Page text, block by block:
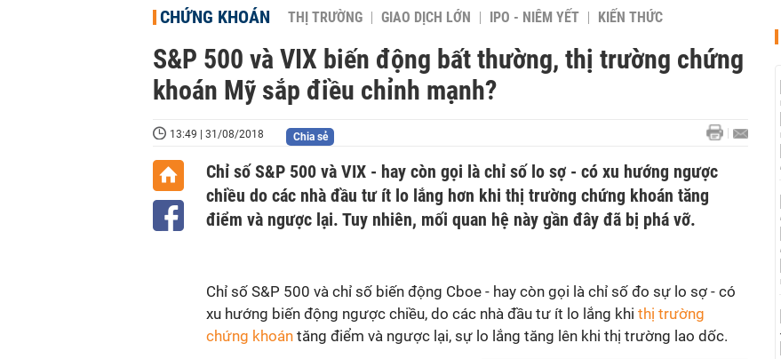
CHỨNG KHOÁN THỊ TRƯỜNG GIAO DỊCH LỚN IPO - NIÊM YẾT KIẾN THỨC
S&P 500 và VIX biến động bất thường, thị trường chứng
khoán Mỹ sắp điều chỉnh mạnh?
13:49 | 31/08/2018 Chia sẻ
Chỉ số S&P 500 và VIX - hay còn gọi là chỉ số lo sợ - có xu hướng ngược
chiều do các nhà đầu tư ít lo lắng hơn khi thị trường chứng khoán tăng
điểm và ngược lại. Tuy nhiên, mối quan hệ này gần đây đã bị phá vỡ.
Chỉ số S&P 500 và chỉ số biến động Cboe - hay còn gọi là chỉ số đo sự lo sợ - có
xu hướng biến động ngược chiều, do các nhà đầu tư ít lo lắng khi thị trường
chứng khoán tăng điểm và ngược lại, sự lo lắng tăng lên khi thị trường lao dốc.